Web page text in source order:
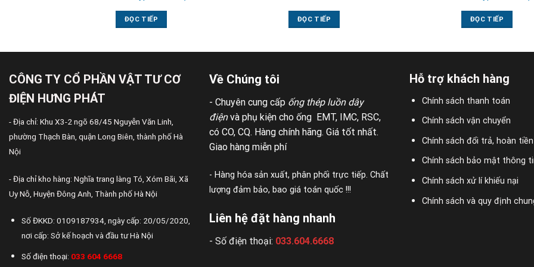
ĐỌC TIẾP ĐỌC TIẾP ĐỌC TIẾP
CÔNG TY CỔ PHẦN VẬT TƯ CƠ
ĐIỆN HƯNG PHÁT
- Địa chỉ: Khu X3-2 ngõ 68/45 Nguyễn Văn Linh,
phường Thạch Bàn, quận Long Biên, thành phố Hà
Nội
- Địa chỉ kho hàng: Nghĩa trang làng Tó, Xóm Bãi, Xã
Uy Nỗ, Huyện Đông Anh, Thành phố Hà Nội
Số ĐKKD: 0109187934, ngày cấp: 20/05/2020,
nơi cấp: Sở kế hoạch và đầu tư Hà Nội
Số điện thoại: 033 604 6668
Về Chúng tôi
- Chuyên cung cấp ống thép luồn dây
điệnvà phụ kiện cho ống EMT, IMC, RSC,
có CO, CQ. Hàng chính hãng. Giá tốt nhất.
Giao hàng miễn phí
- Hàng hóa sản xuất, phân phối trực tiếp. Chất
lượng đảm bảo, bao giá toán quốc !!!
Liên hệ đặt hàng nhanh
- Số điện thoại: 033.604.6668
Hỗ trợ khách hàng
Chính sách thanh toán
Chính sách vận chuyển
Chính sách đổi trả, hoàn tiền
Chính sách bảo mật thông
Chính sách xử lí khiếu nại
Chính sách và quy định